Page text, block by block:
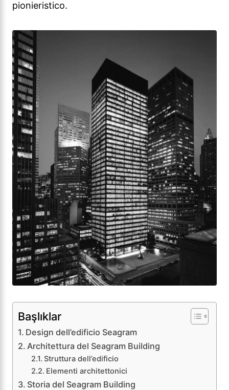
pionieristico.
Başlıklar
Design dell’edificio Seagram
Architettura del Seagram Building
Struttura dell’edificio
Elementi architettonici
Storia del Seagram Building